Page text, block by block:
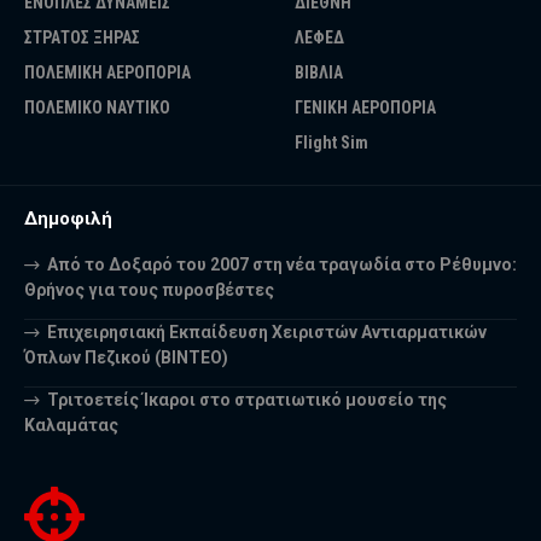
ΣΤΡΑΤΟΣ ΞΗΡΑΣ
ΠΟΛΕΜΙΚΗ ΑΕΡΟΠΟΡΙΑ
ΠΟΛΕΜΙΚΟ ΝΑΥΤΙΚΟ
ΛΕΦΕΔ
ΒΙΒΛΙΑ
ΓΕΝΙΚΗ ΑΕΡΟΠΟΡΙΑ
Flight Sim
Δημοφιλή
Από το Δοξαρό του 2007 στη νέα τραγωδία στο Ρέθυμνο:
Θρήνος για τους πυροσβέστες
Επιχειρησιακή Εκπαίδευση Χειριστών Αντιαρματικών
Όπλων Πεζικού (ΒΙΝΤΕΟ)
Τριτοετείς Ίκαροι στο στρατιωτικό μουσείο της
Καλαμάτας